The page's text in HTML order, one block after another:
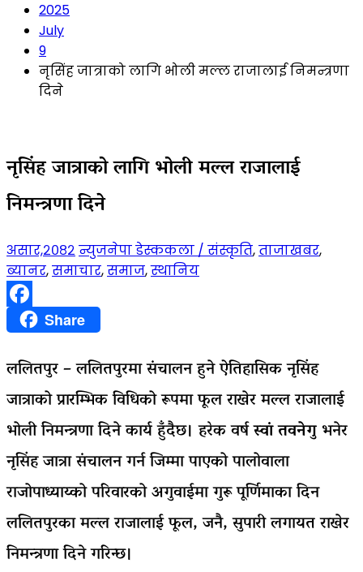
2025
July
9
नृसिंह जात्राको लागि भोली मल्ल राजालाई निमन्त्रणा
दिने
नृसिंह जात्राको लागि भोली मल्ल राजालाई
निमन्त्रणा दिने
असार,२०८२ न्युजनेपा डेस्ककला / संस्कृति,ताजाखबर,
ब्यानर,समाचार,समाज,स्थानिय
FacebookShare
ललितपुर – ललितपुरमा संचालन हुने ऐतिहासिक नृसिंह
जात्राको प्रारम्भिक विधिको रूपमा फूल राखेर मल्ल राजालाई
भोली निमन्त्रणा दिने कार्य हुँदैछ। हरेक वर्षस्वां तवनेगुभनेर
नृसिंह जात्रा संचालन गर्न जिम्मा पाएको पालोवाला
राजोपाध्याय्को परिवारको अगुवाईमा गुरू पूर्णिमाका दिन
ललितपुरका मल्ल राजालाई फूल, जनै, सुपारी लगायत राखेर
निमन्त्रणा दिने गरिन्छ।